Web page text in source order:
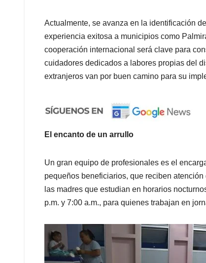
Actualmente, se avanza en la identificación
experiencia exitosa a municipios como
cooperación internacional será clave para
cuidadores dedicados a labores propias del
extranjeros van por buen camino para su
El encanto de un arrullo
Un gran equipo de profesionales es el
pequeños beneficiarios, que reciben
las madres que estudian en horarios
p.m. y 7:00 a.m., para quienes trabajan en